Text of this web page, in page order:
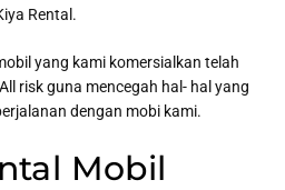
Rental.
yang kami komersialkan telah
risk guna mencegah hal- hal yang
dengan mobi kami.
Mobil